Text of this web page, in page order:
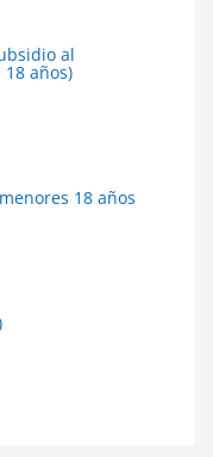
al
años)
18 años